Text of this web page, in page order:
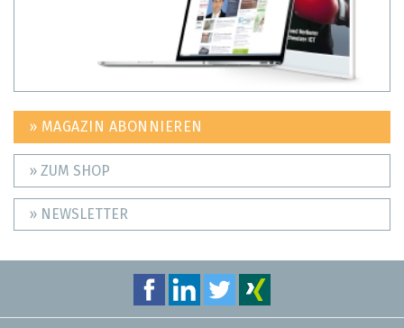
» MAGAZIN ABONNIEREN
» ZUM SHOP
» NEWSLETTER